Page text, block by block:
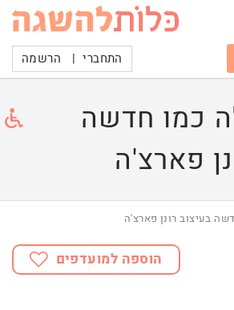
התחברי | הרשמה
כמו חדשה
פארצ'ה
בעיצוב רונן פארצ'ה
הוספה למועדפים